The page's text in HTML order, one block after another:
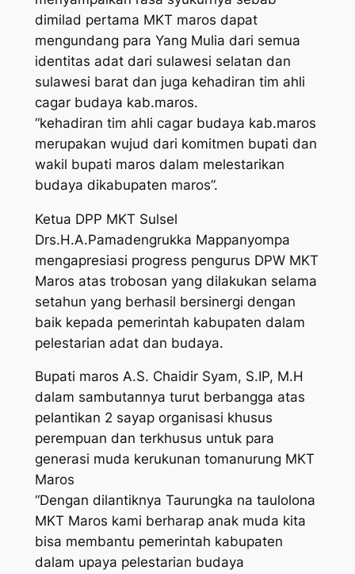
dimilad pertama MKT maros dapat
mengundang para Yang Mulia dari semua
identitas adat dari sulawesi selatan dan
sulawesi barat dan juga kehadiran tim ahli
cagar budaya kab.maros.
“kehadiran tim ahli cagar budaya kab.maros
merupakan wujud dari komitmen bupati dan
wakil bupati maros dalam melestarikan
budaya dikabupaten maros”.
Ketua DPP MKT Sulsel
Drs.H.A.Pamadengrukka Mappanyompa
mengapresiasi progress pengurus DPW MKT
Maros atas trobosan yang dilakukan selama
setahun yang berhasil bersinergi dengan
baik kepada pemerintah kabupaten dalam
pelestarian adat dan budaya.
Bupati maros A.S. Chaidir Syam, S.IP, M.H
dalam sambutannya turut berbangga atas
pelantikan 2 sayap organisasi khusus
perempuan dan terkhusus untuk para
generasi muda kerukunan tomanurung MKT
Maros
“Dengan dilantiknya Taurungka na taulolona
MKT Maros kami berharap anak muda kita
bisa membantu pemerintah kabupaten
dalam upaya pelestarian budaya